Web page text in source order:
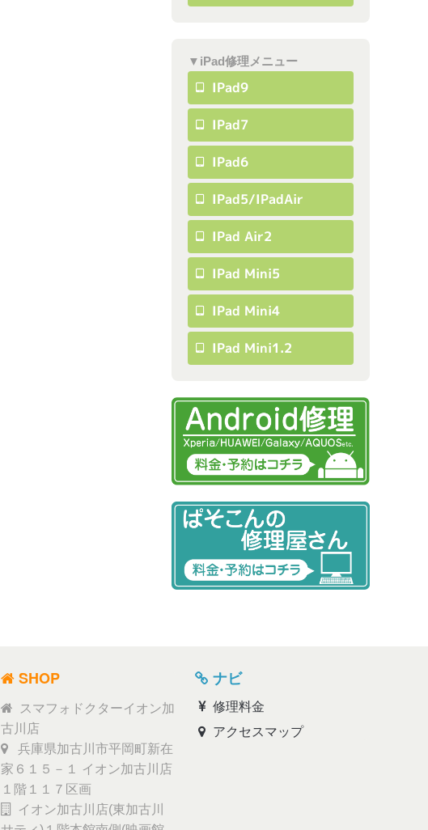
▼iPad修理メニュー
IPad9
IPad7
IPad6
IPad5/iPadAir
IPad Air2
IPad Mini5
IPad Mini4
IPad Mini1.2
SHOP
スマフォドクターイオン加
古川店
兵庫県加古川市平岡町新在
家６１５－１ イオン加古川店
１階１１７区画
イオン加古川店(東加古川
ナビ
修理料金
アクセスマップ